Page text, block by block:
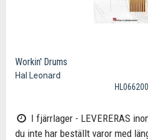
Workin' Drums
Hal Leonard
I fjärrlager - LEVERERAS
du inte har beställt varor med